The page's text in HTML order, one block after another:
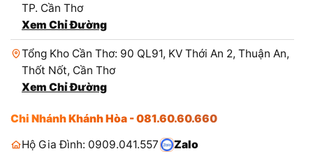
TP. Cần Thơ
Xem Chỉ Đường
Tổng Kho Cần Thơ: 90 QL91, KV Thới An 2, Thuận An,
Thốt Nốt, Cần Thơ
Xem Chỉ Đường
Chi Nhánh Khánh Hòa - 081.60.60.660
Hộ Gia Đình: 0909.041.557
Zalo